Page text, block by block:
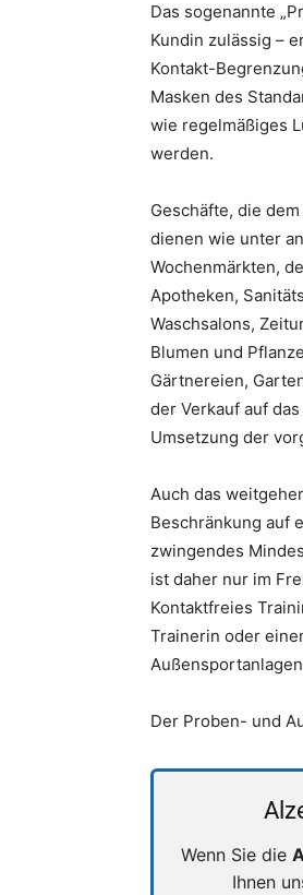
Das sogenannte
Kundin zulässig –
Kontakt-
Masken des
wie regelmäßiges
werden.
Geschäfte, die
dienen wie unter
Wochenmärkten,
Apotheken,
Waschsalons,
Blumen und
Gärtnereien,
der Verkauf auf
Umsetzung der
Auch das
Beschränkung auf
zwingendes
ist daher nur im
Kontaktfreies
Trainerin oder
Der Proben- und
Wenn Sie die
Ihnen